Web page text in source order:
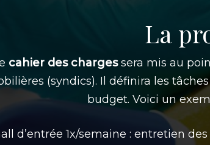
La
cahier des chargessera mis au
(syndics). Il définira les
budget. Voici un
d’entrée 1x/semaine : entretien